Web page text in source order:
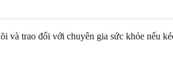
trao đổi với chuyên gia sức khỏe nếu